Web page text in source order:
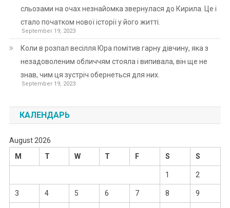
сльозами на очах незнайомка звернулася до Кирила. Це і
стало початком нової історії у його житті.
September 19, 2023
Коли в розпал весілля Юра помітив гарну дівчину, яка з
незадоволеним обличчям стояла і випивала, він ще не
знав, чим ця зустріч обернеться для них.
September 19, 2023
КАЛЕНДАРЬ
August 2026
M
T W T F S S
1 2
3 4 5 6 7 8 9